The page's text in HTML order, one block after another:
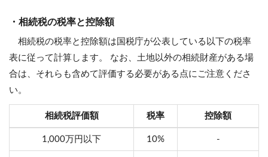
・相続税の税率と控除額
相続税の税率と控除額は国税庁が公表している以下の税率
表に従って計算します。 なお、土地以外の相続財産がある場
合は、それらも含めて評価する必要がある点にご注意くださ
い。
相続税評価額 税率 控除額
1,000万円以下 10% -